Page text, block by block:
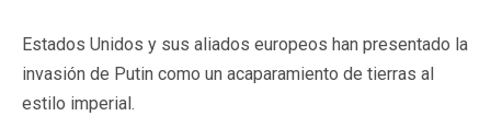
Estados Unidos y sus aliados europeos han presentado la
invasión de Putin como un acaparamiento de tierras al
estilo imperial.